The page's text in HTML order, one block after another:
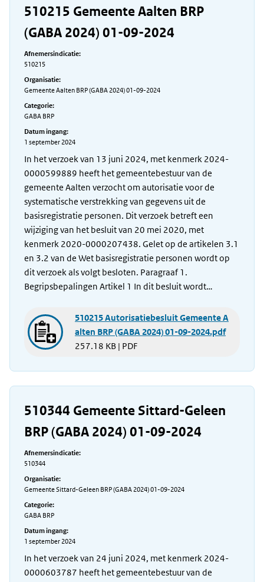
510215 Gemeente Aalten BRP
(GABA 2024) 01-09-2024
Afnemersindicatie:
510215
Organisatie:
Gemeente Aalten BRP (GABA 2024) 01-09-2024
Categorie:
GABA BRP
Datum ingang:
1 september 2024
In het verzoek van 13 juni 2024, met kenmerk 2024-
0000599889 heeft het gemeentebestuur van de
gemeente Aalten verzocht om autorisatie voor de
systematische verstrekking van gegevens uit de
basisregistratie personen. Dit verzoek betreft een
wijziging van het besluit van 20 mei 2020, met
kenmerk 2020-0000207438. Gelet op de artikelen 3.1
en 3.2 van de Wet basisregistratie personen wordt op
dit verzoek als volgt besloten. Paragraaf 1.
Begripsbepalingen Artikel 1 In dit besluit wordt…
510215 Autorisatiebesluit Gemeente A
alten BRP (GABA 2024) 01-09-2024.pdf
257.18 KB | PDF
510344 Gemeente Sittard-Geleen
BRP (GABA 2024) 01-09-2024
Afnemersindicatie:
510344
Organisatie:
Gemeente Sittard-Geleen BRP (GABA 2024) 01-09-2024
Categorie:
GABA BRP
Datum ingang:
1 september 2024
In het verzoek van 24 juni 2024, met kenmerk 2024-
0000603787 heeft het gemeentebestuur van de